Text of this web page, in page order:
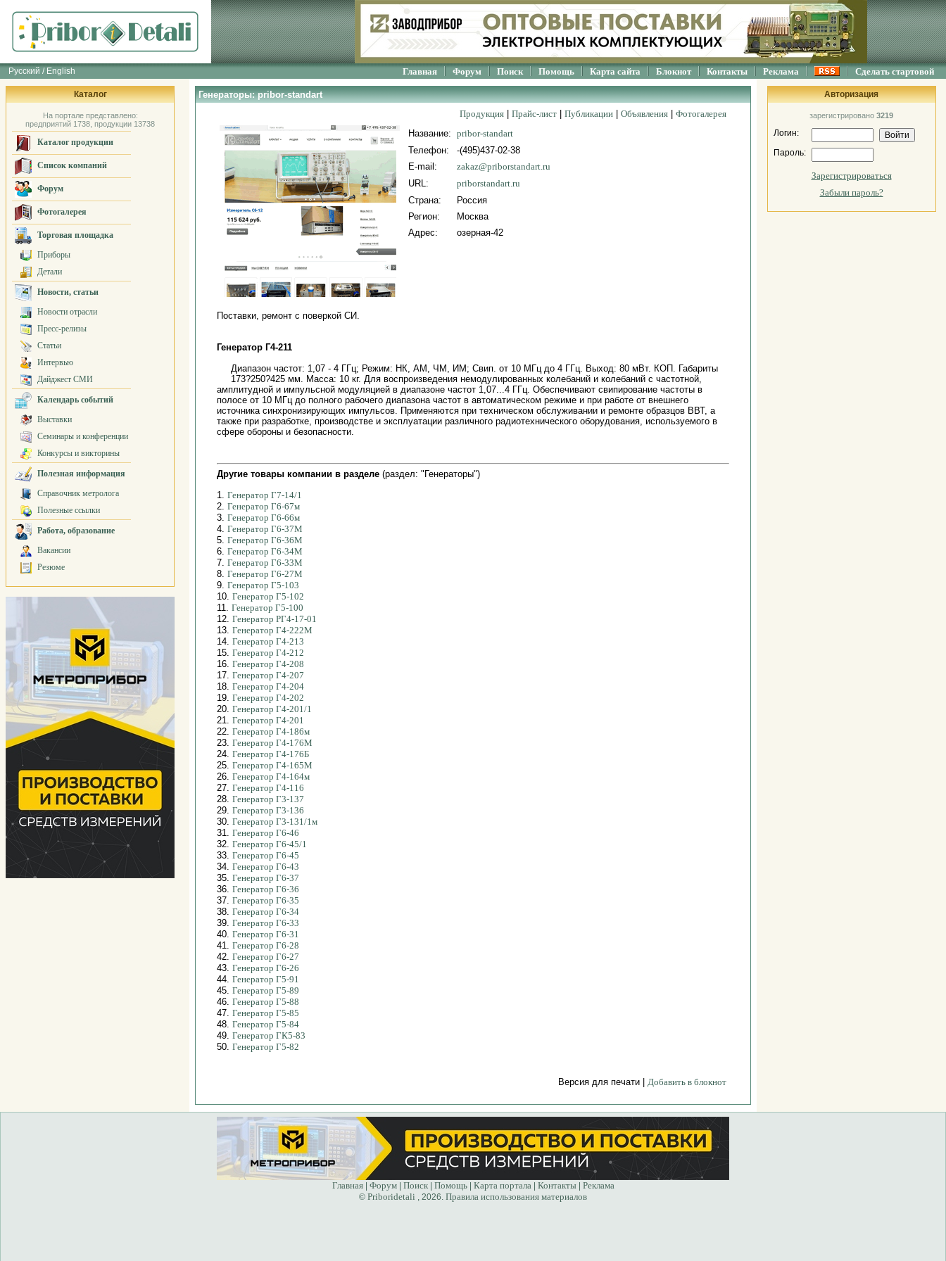
Русский / English Главная Форум Поиск Помощь Карта сайта Блокнот Контакты Реклама Сделать стартовой
Каталог
На портале представлено:
предприятий 1738, продукции 13738
Каталог продукции
Список компаний
Форум
Фотогалерея
Торговая площадка
Приборы
Детали
Новости, статьи
Новости отрасли
Пресс-релизы
Статьи
Интервью
Дайджест СМИ
Календарь событий
Выставки
Семинары и конференции
Конкурсы и викторины
Полезная информация
Справочник метролога
Полезные ссылки
Работа, образование
Вакансии
Резюме
Генераторы: pribor-standart
Продукция
Прайс-лист Публикации Объявления
Фотогалерея
Название: pribor-standart
Телефон:
-(495)437-02-38
E-mail:
zakaz@priborstandart.ru
URL:
priborstandart.ru
Страна:
Россия
Регион:
Москва
Адрес:
озерная-42
Поставки, ремонт с поверкой СИ.
Генератор Г4-211
Диапазон частот: 1,07 - 4 ГГц; Режим: НК, АМ, ЧМ, ИМ; Свип. от 10 МГц до 4 ГГц. Выход: 80 мВт. КОП. Габариты
173?250?425 мм. Масса: 10 кг. Для воспроизведения немодулированных колебаний и колебаний с частотной,
амплитудной и импульсной модуляцией в диапазоне частот 1,07...4 ГГц. Обеспечивают свипирование частоты в
полосе от 10 МГц до полного рабочего диапазона частот в автоматическом режиме и при работе от внешнего
источника синхронизирующих импульсов. Применяются при техническом обслуживании и ремонте образцов ВВТ, а
также при разработке, производстве и эксплуатации различного радиотехнического оборудования, используемого в
сфере обороны и безопасности.
Другие товары компании в разделе (раздел: "Генераторы")
1. Генератор Г7-14/1
2. Генератор Г6-67м
3. Генератор Г6-66м
4. Генератор Г6-37М
5. Генератор Г6-36М
6. Генератор Г6-34М
7. Генератор Г6-33М
8. Генератор Г6-27М
9. Генератор Г5-103
10. Генератор Г5-102
11. Генератор Г5-100
12. Генератор РГ4-17-01
13. Генератор Г4-222М
14. Генератор Г4-213
15. Генератор Г4-212
16. Генератор Г4-208
17. Генератор Г4-207
18. Генератор Г4-204
19. Генератор Г4-202
20. Генератор Г4-201/1
21. Генератор Г4-201
22. Генератор Г4-186м
23. Генератор Г4-176М
24. Генератор Г4-176Б
25. Генератор Г4-165М
26. Генератор Г4-164м
27. Генератор Г4-116
28. Генератор Г3-137
29. Генератор Г3-136
30. Генератор Г3-131/1м
31. Генератор Г6-46
32. Генератор Г6-45/1
33. Генератор Г6-45
34. Генератор Г6-43
35. Генератор Г6-37
36. Генератор Г6-36
37. Генератор Г6-35
38. Генератор Г6-34
39. Генератор Г6-33
40. Генератор Г6-31
41. Генератор Г6-28
42. Генератор Г6-27
43. Генератор Г6-26
44. Генератор Г5-91
45. Генератор Г5-89
46. Генератор Г5-88
47. Генератор Г5-85
48. Генератор Г5-84
49. Генератор ГК5-83
50. Генератор Г5-82
Версия для печати | Добавить в блокнот
Авторизация
зарегистрировано 3219
Логин:
Пароль:
Зарегистрироваться
Забыли пароль?
Главная| Форум| Поиск| Помощь| Карта портала| Контакты| Реклама
© Priboridetali , 2026. Правила использования материалов